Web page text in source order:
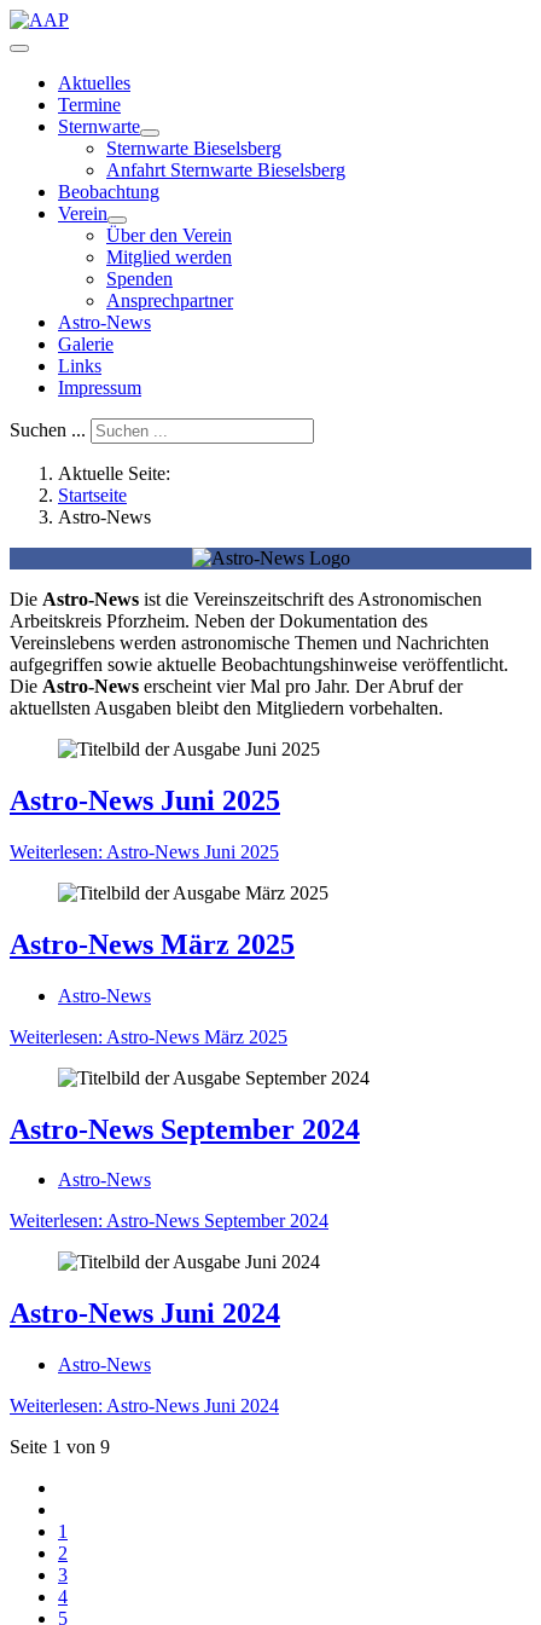
Aktuelles
Termine
Sternwarte
Sternwarte Bieselsberg
Anfahrt Sternwarte Bieselsberg
Beobachtung
Verein
Über den Verein
Mitglied werden
Spenden
Ansprechpartner
Astro-News
Galerie
Links
Impressum
Suchen ...
Aktuelle Seite:
Startseite
Astro-News
Die Astro-News ist die Vereinszeitschrift des Astronomischen
Arbeitskreis Pforzheim. Neben der Dokumentation des
Vereinslebens werden astronomische Themen und Nachrichten
aufgegriffen sowie aktuelle Beobachtungshinweise veröffentlicht.
Die Astro-News erscheint vier Mal pro Jahr. Der Abruf der
aktuellsten Ausgaben bleibt den Mitgliedern vorbehalten.
Astro-News Juni 2025
Weiterlesen: Astro-News Juni 2025
Astro-News März 2025
Astro-News
Weiterlesen: Astro-News März 2025
Astro-News September 2024
Astro-News
Weiterlesen: Astro-News September 2024
Astro-News Juni 2024
Astro-News
Weiterlesen: Astro-News Juni 2024
Seite 1 von 9
1
2
3
4
5